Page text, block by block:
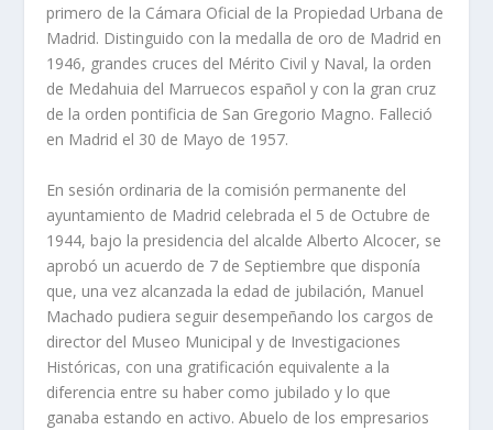
primero de la Cámara Oficial de la Propiedad Urbana de
Madrid. Distinguido con la medalla de oro de Madrid en
1946, grandes cru­ces del Mérito Civil y Naval, la orden
de Medahuia del Marruecos español y con la gran cruz
de la orden pontificia de San Gregorio Magno. Falleció
en Madrid el 30 de Mayo de 1957.
En sesión ordinaria de la comisión permanente del
ayuntamiento de Madrid celebrada el 5 de Octubre de
1944, bajo la presidencia del alcalde Alberto Alcocer, se
aprobó un acuerdo de 7 de Septiembre que disponía
que, una vez alcanzada la edad de jubilación, Manuel
Machado pudiera seguir desempeñando los cargos de
director del Museo Municipal y de Investigaciones
Históricas, con una gratifi­cación equivalente a la
diferencia entre su haber como jubilado y lo que
ganaba estando en activo. Abuelo de los empresarios